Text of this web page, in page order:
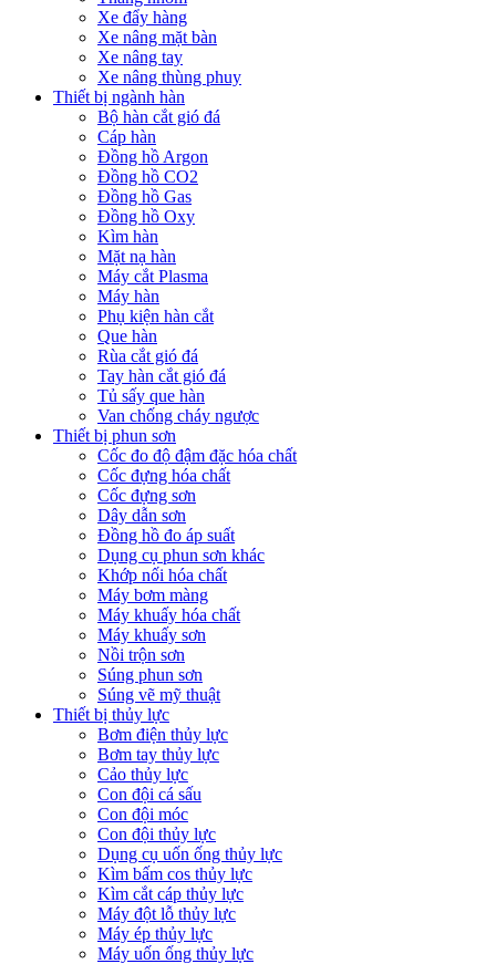
Xe đẩy hàng
Xe nâng mặt bàn
Xe nâng tay
Xe nâng thùng phuy
Thiết bị ngành hàn
Bộ hàn cắt gió đá
Cáp hàn
Đồng hồ Argon
Đồng hồ CO2
Đồng hồ Gas
Đồng hồ Oxy
Kìm hàn
Mặt nạ hàn
Máy cắt Plasma
Máy hàn
Phụ kiện hàn cắt
Que hàn
Rùa cắt gió đá
Tay hàn cắt gió đá
Tủ sấy que hàn
Van chống cháy ngược
Thiết bị phun sơn
Cốc đo độ đậm đặc hóa chất
Cốc đựng hóa chất
Cốc đựng sơn
Dây dẫn sơn
Đồng hồ đo áp suất
Dụng cụ phun sơn khác
Khớp nối hóa chất
Máy bơm màng
Máy khuấy hóa chất
Máy khuấy sơn
Nồi trộn sơn
Súng phun sơn
Súng vẽ mỹ thuật
Thiết bị thủy lực
Bơm điện thủy lực
Bơm tay thủy lực
Cảo thủy lực
Con đội cá sấu
Con đội móc
Con đội thủy lực
Dụng cụ uốn ống thủy lực
Kìm bấm cos thủy lực
Kìm cắt cáp thủy lực
Máy đột lỗ thủy lực
Máy ép thủy lực
Máy uốn ống thủy lực